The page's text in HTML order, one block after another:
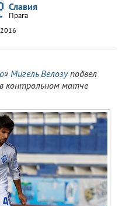
Славия
Прага
» Мигель Велозуподвел
контрольном матче